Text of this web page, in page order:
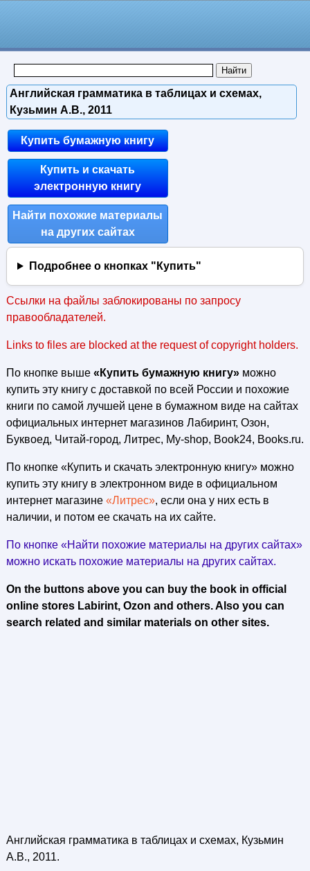
Английская грамматика в таблицах и схемах,
Кузьмин А.В., 2011
Купить бумажную книгу
Купить и скачать
электронную книгу
Найти похожие материалы
на других сайтах
Подробнее о кнопках "Купить"
Ссылки на файлы заблокированы по запросу
правообладателей.
Links to files are blocked at the request of copyright holders.
По кнопке выше «Купить бумажную книгу»можно
купить эту книгу с доставкой по всей России и похожие
книги по самой лучшей цене в бумажном виде на сайтах
официальных интернет магазинов Лабиринт, Озон,
Буквоед, Читай-город, Литрес, My-shop, Book24, Books.ru.
По кнопке «Купить и скачать электронную книгу» можно
купить эту книгу в электронном виде в официальном
интернет магазине «Литрес», если она у них есть в
наличии, и потом ее скачать на их сайте.
По кнопке «Найти похожие материалы на других сайтах»
можно искать похожие материалы на других сайтах.
On the buttons above you can buy the book in official
online stores Labirint, Ozon and others. Also you can
search related and similar materials on other sites.
Английская грамматика в таблицах и схемах, Кузьмин
А.В., 2011.